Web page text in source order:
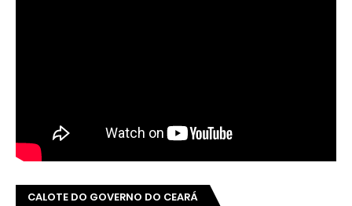
CALOTE DO GOVERNO DO CEARÁ